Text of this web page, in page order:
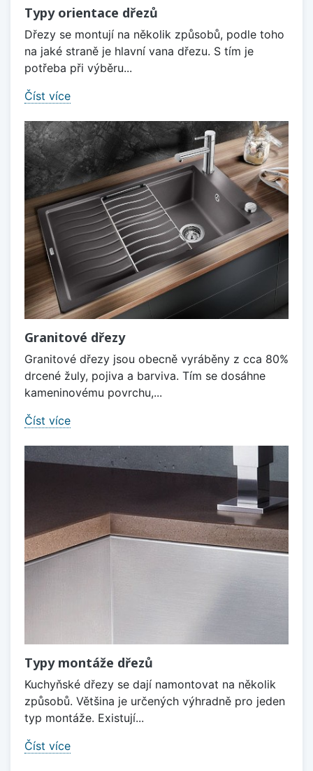
Typy orientace dřezů
Dřezy se montují na několik způsobů, podle toho
na jaké straně je hlavní vana dřezu. S tím je
potřeba při výběru...
Číst více
Granitové dřezy
Granitové dřezy jsou obecně vyráběny z cca 80%
drcené žuly, pojiva a barviva. Tím se dosáhne
kameninovému povrchu,...
Číst více
Typy montáže dřezů
Kuchyňské dřezy se dají namontovat na několik
způsobů. Většina je určených výhradně pro jeden
typ montáže. Existují...
Číst více